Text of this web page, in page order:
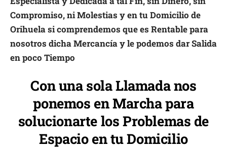
Compromiso, ni Molestias y en tu Domicilio de
Orihuela si comprendemos que es Rentable para
nosotros dicha Mercancía y le podemos dar Salida
en poco Tiempo
Con una sola Llamada nos
ponemos en Marcha para
solucionarte los Problemas de
Espacio en tu Domicilio